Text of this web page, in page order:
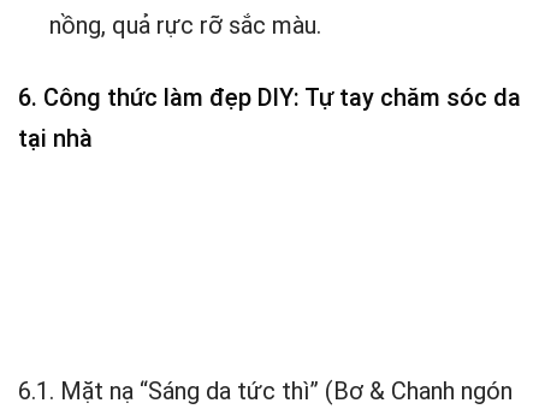
nồng, quả rực rỡ sắc màu.
6. Công thức làm đẹp DIY: Tự tay chăm sóc da
tại nhà
6.1. Mặt nạ “Sáng da tức thì” (Bơ & Chanh ngón